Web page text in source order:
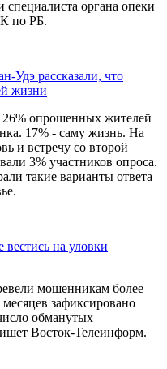
органа опеки
по РБ.
Удэ рассказали, что
жизни
опрошенных жителей
17% - саму жизнь. На
и встречу со второй
3% участников опроса.
такие варианты ответа
на уловки
мошенникам более
зафиксировано
обманутых
Восток-Телеинформ.